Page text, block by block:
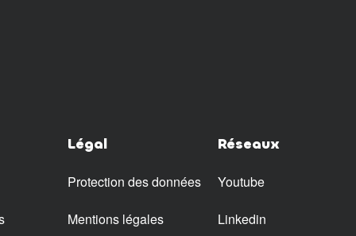
Légal
Protection des données
Mentions légales
Réseaux
Youtube
Linkedin